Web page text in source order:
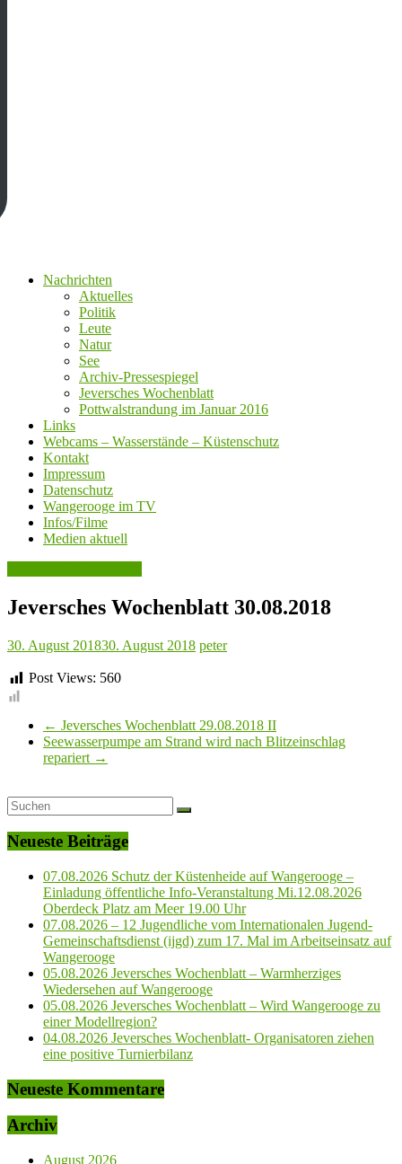
Nachrichten
Aktuelles
Politik
Leute
Natur
See
Archiv-Pressespiegel
Jeversches Wochenblatt
Pottwalstrandung im Januar 2016
Links
Webcams – Wasserstände – Küstenschutz
Kontakt
Impressum
Datenschutz
Wangerooge im TV
Infos/Filme
Medien aktuell
Jeversches Wochenblatt 30.08.2018
30. August 201830. August 2018 peter
Post Views: 560
← Jeversches Wochenblatt 29.08.2018 II
Seewasserpumpe am Strand wird nach Blitzeinschlag
repariert →
Neueste Beiträge
07.08.2026 Schutz der Küstenheide auf Wangerooge –
Einladung öffentliche Info-Veranstaltung Mi.12.08.2026
Oberdeck Platz am Meer 19.00 Uhr
07.08.2026 – 12 Jugendliche vom Internationalen Jugend-
Gemeinschaftsdienst (ijgd) zum 17. Mal im Arbeitseinsatz auf
Wangerooge
05.08.2026 Jeversches Wochenblatt – Warmherziges
Wiedersehen auf Wangerooge
05.08.2026 Jeversches Wochenblatt – Wird Wangerooge zu
einer Modellregion?
04.08.2026 Jeversches Wochenblatt- Organisatoren ziehen
eine positive Turnierbilanz
Neueste Kommentare
Archiv
August 2026